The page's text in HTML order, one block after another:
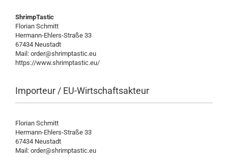
ShrimpTastic
Florian Schmitt
Hermann-Ehlers-Straße 33
67434 Neustadt
Mail: order@shrimptastic.eu
https://www.shrimptastic.eu/
Importeur / EU-Wirtschaftsakteur
Florian Schmitt
Hermann-Ehlers-Straße 33
67434 Neustadt
Mail: order@shrimptastic.eu